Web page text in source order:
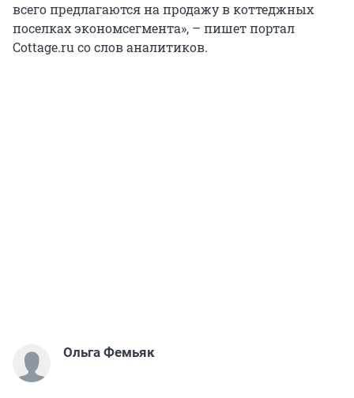
всего предлагаются на продажу в коттеджных
поселках экономсегмента», – пишет портал
Сottage.ru со слов аналитиков.
Ольга Фемьяк